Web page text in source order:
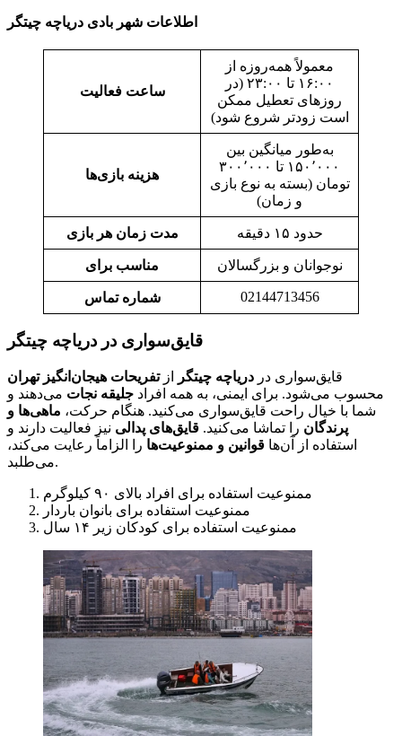
اطلاعات شهر بادی دریاچه چیتگر
ساعت فعالیت
معمولاً همه‌روزه از
۱۶:۰۰ تا ۲۳:۰۰ (در
روزهای تعطیل ممکن
است زودتر شروع شود)
هزینه بازی‌ها
به‌طور میانگین بین
۱۵۰٬۰۰۰ تا ۳۰۰٬۰۰۰
تومان (بسته به نوع بازی
و زمان)
مدت زمان هر بازی حدود ۱۵ دقیقه
مناسب برای نوجوانان و بزرگسالان
شماره تماس 02144713456
قایق‌سواری در دریاچه چیتگر
قایق‌سواری در دریاچه چیتگر ازتفریحات هیجان‌انگیز تهران
محسوب می‌شود. برای ایمنی، به همه افراد جلیقه نجات می‌دهند و
شما با خیال راحت قایق‌سواری می‌کنید. هنگام حرکت، ماهی‌ها و
پرندگان را تماشا می‌کنید. قایق‌های پدالی نیز فعالیت دارند و
استفاده از آن‌ها قوانین و ممنوعیت‌ها را الزاماً رعایت می‌کند،
می‌طلبد.
ممنوعیت استفاده برای افراد بالای ۹۰ کیلوگرم
ممنوعیت استفاده برای بانوان باردار
ممنوعیت استفاده برای کودکان زیر ۱۴ سال